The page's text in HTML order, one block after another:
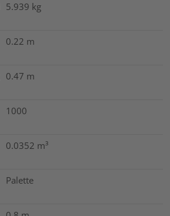
5.939 kg
0.22 m
0.47 m
1000
0.0352 m³
Palette